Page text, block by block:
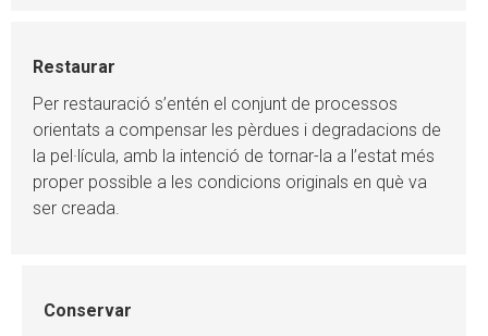
Restaurar
Per restauració s’entén el conjunt de processos
orientats a compensar les pèrdues i degradacions de
la pel·lícula, amb la intenció de tornar-la a l’estat més
proper possible a les condicions originals en què va
ser creada.
Conservar